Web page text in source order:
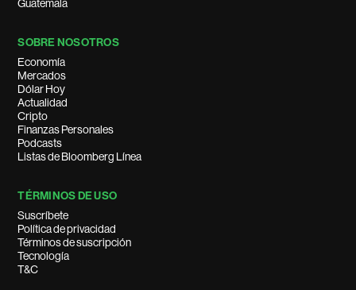
Guatemala
SOBRE NOSOTROS
Economía
Mercados
Dólar Hoy
Actualidad
Cripto
Finanzas Personales
Podcasts
Listas de Bloomberg Línea
TÉRMINOS DE USO
Suscríbete
Política de privacidad
Términos de suscripción
Tecnología
T&C